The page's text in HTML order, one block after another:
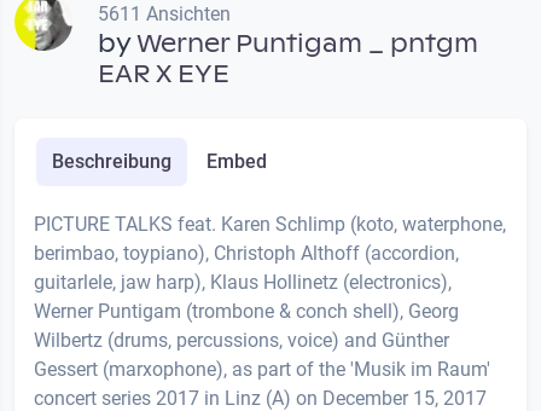
5611 Ansichten
byWerner Puntigam _ pntgm
EAR X EYE
Beschreibung Embed
PICTURE TALKS feat. Karen Schlimp (koto, waterphone,
berimbao, toypiano), Christoph Althoff (accordion,
guitarlele, jaw harp), Klaus Hollinetz (electronics),
Werner Puntigam (trombone & conch shell), Georg
Wilbertz (drums, percussions, voice) and Günther
Gessert (marxophone), as part of the 'Musik im Raum'
concert series 2017 in Linz (A) on December 15, 2017